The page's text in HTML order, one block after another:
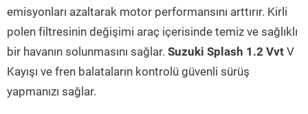
emisyonları azaltarak motor performansını arttırır. Kirli
polen filtresinin değişimi araç içerisinde temiz ve sağlıklı
bir havanın solunmasını sağlar. Suzuki Splash 1.2 Vvt V
Kayışı ve fren balataların kontrolü güvenli sürüş
yapmanızı sağlar.